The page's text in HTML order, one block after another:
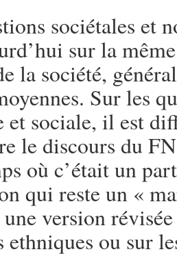
sociétales et
sur la
la société,
Sur les
et sociale, il est
le discours du
où c’était un
qui reste un «
version
ethniques ou sur